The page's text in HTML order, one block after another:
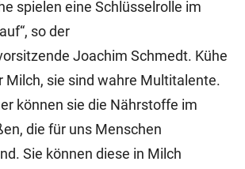
spielen eine Schlüsselrolle im
so der
Joachim Schmedt. Kühe
Milch, sie sind wahre Multitalente.
können sie die Nährstoffe im
die für uns Menschen
Sie können diese in Milch